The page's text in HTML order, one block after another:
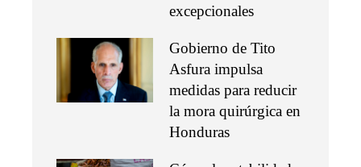
excepcionales
Gobierno de Tito
Asfura impulsa
medidas para reducir
la mora quirúrgica en
Honduras